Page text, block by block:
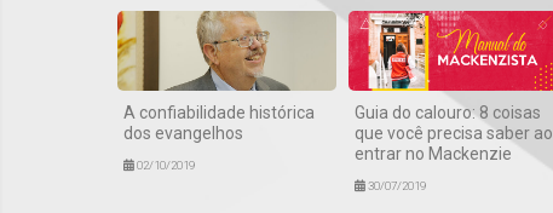
A confiabilidade histórica
dos evangelhos
02/10/2019
Guia do calouro: 8 coisas
que você precisa saber ao
entrar no Mackenzie
30/07/2019